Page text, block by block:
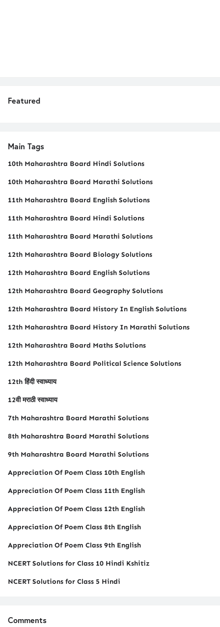
Featured
Main Tags
10th Maharashtra Board Hindi Solutions
10th Maharashtra Board Marathi Solutions
11th Maharashtra Board English Solutions
11th Maharashtra Board Hindi Solutions
11th Maharashtra Board Marathi Solutions
12th Maharashtra Board Biology Solutions
12th Maharashtra Board English Solutions
12th Maharashtra Board Geography Solutions
12th Maharashtra Board History In English Solutions
12th Maharashtra Board History In Marathi Solutions
12th Maharashtra Board Maths Solutions
12th Maharashtra Board Political Science Solutions
12th हिंदी स्वाध्याय
12वी मराठी स्वाध्याय
7th Maharashtra Board Marathi Solutions
8th Maharashtra Board Marathi Solutions
9th Maharashtra Board Marathi Solutions
Appreciation Of Poem Class 10th English
Appreciation Of Poem Class 11th English
Appreciation Of Poem Class 12th English
Appreciation Of Poem Class 8th English
Appreciation Of Poem Class 9th English
NCERT Solutions for Class 10 Hindi Kshitiz
NCERT Solutions for Class 5 Hindi
Comments